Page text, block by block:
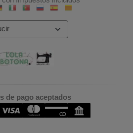
de pago aceptados